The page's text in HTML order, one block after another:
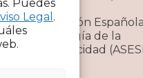
Puedes
Legal .
Asociación
Sociología de la
Discapacidad